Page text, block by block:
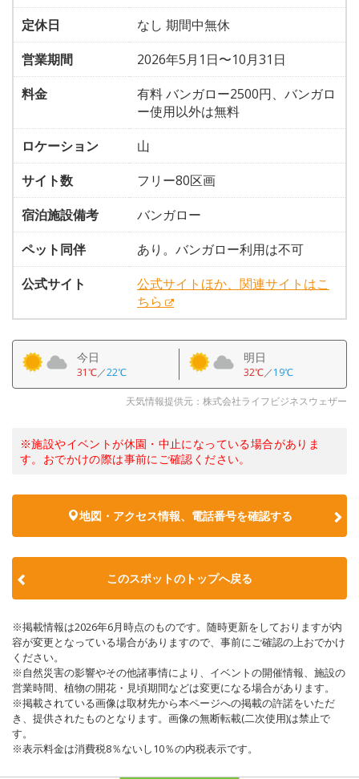
定休日
なし 期間中無休
営業期間
2026年5月1日〜10月31日
料金
有料 バンガロー2500円、バンガロ
ー使用以外は無料
ロケーション
山
サイト数
フリー80区画
宿泊施設備考
バンガロー
ペット同伴
あり。バンガロー利用は不可
公式サイト
公式サイトほか、関連サイトはこ
ちら
今日
31℃／22℃
明日
32℃／19℃
天気情報提供元：株式会社ライフビジネスウェザー
※施設やイベントが休園・中止になっている場合がありま
す。おでかけの際は事前にご確認ください。
地図・アクセス情報、電話番号を確認する
このスポットのトップへ戻る
※掲載情報は2026年6月時点のものです。随時更新をしておりますが内
容が変更となっている場合がありますので、事前にご確認の上おでかけ
ください。
※自然災害の影響やその他諸事情により、イベントの開催情報、施設の
営業時間、植物の開花・見頃期間などは変更になる場合があります。
※掲載されている画像は取材先から本ページへの掲載の許諾をいただ
き、提供されたものとなります。画像の無断転載(二次使用)は禁止で
す。
※表示料金は消費税8％ないし10％の内税表示です。